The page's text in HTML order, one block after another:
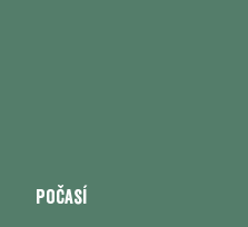
Počasí